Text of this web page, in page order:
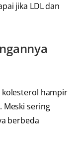
jika LDL dan
kolesterol hampir
. Meski sering
berbeda